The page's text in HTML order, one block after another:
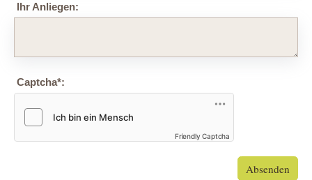
Ihr Anliegen:
Captcha*:
Friendly Captcha
Absenden